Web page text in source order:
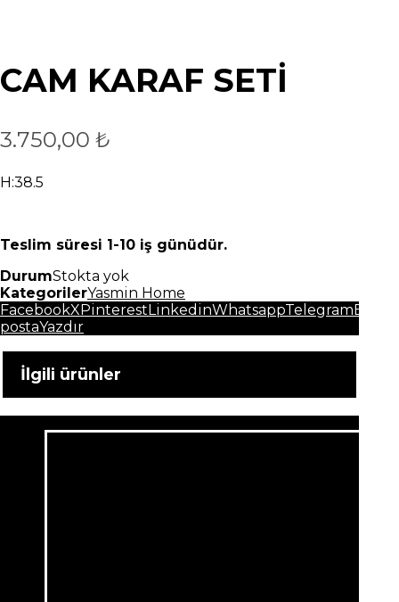
CAM KARAF SETİ
3.750,00 ₺
H:38.5
Teslim süresi 1-10 iş günüdür.
DurumStokta yok
KategorilerYasmin Home
FacebookXPinterestLinkedinWhatsappTelegramE-
postaYazdır
İlgili ürünler